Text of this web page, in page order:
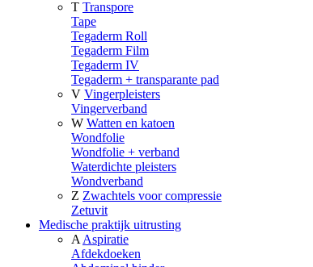
T Transpore
Tape
Tegaderm Roll
Tegaderm Film
Tegaderm IV
Tegaderm + transparante pad
V Vingerpleisters
Vingerverband
W Watten en katoen
Wondfolie
Wondfolie + verband
Waterdichte pleisters
Wondverband
Z Zwachtels voor compressie
Zetuvit
Medische praktijk uitrusting
A Aspiratie
Afdekdoeken